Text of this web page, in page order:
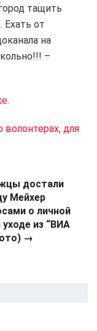
тащить
Ехать от
на
–
.
волонтерах, для
достали
Мейхер
о личной
из “ВИА
→